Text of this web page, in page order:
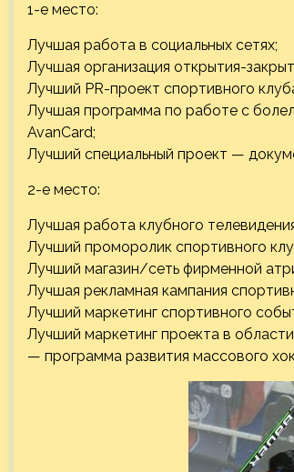
1-е место:
Лучшая работа в социальных сетях;
Лучшая организация открытия-
Лучший PR-проект спортивного
Лучшая программа по работе с
AvanCard;
Лучший специальный проект —
2-е место:
Лучшая работа клубного
Лучший проморолик спортивного
Лучший магазин/сеть фирменной
Лучшая рекламная кампания
Лучший маркетинг спортивного
Лучший маркетинг проекта в
— программа развития массового